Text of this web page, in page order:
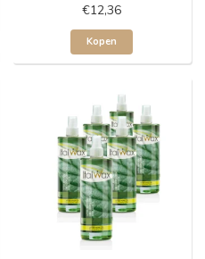
€12,36
Kopen